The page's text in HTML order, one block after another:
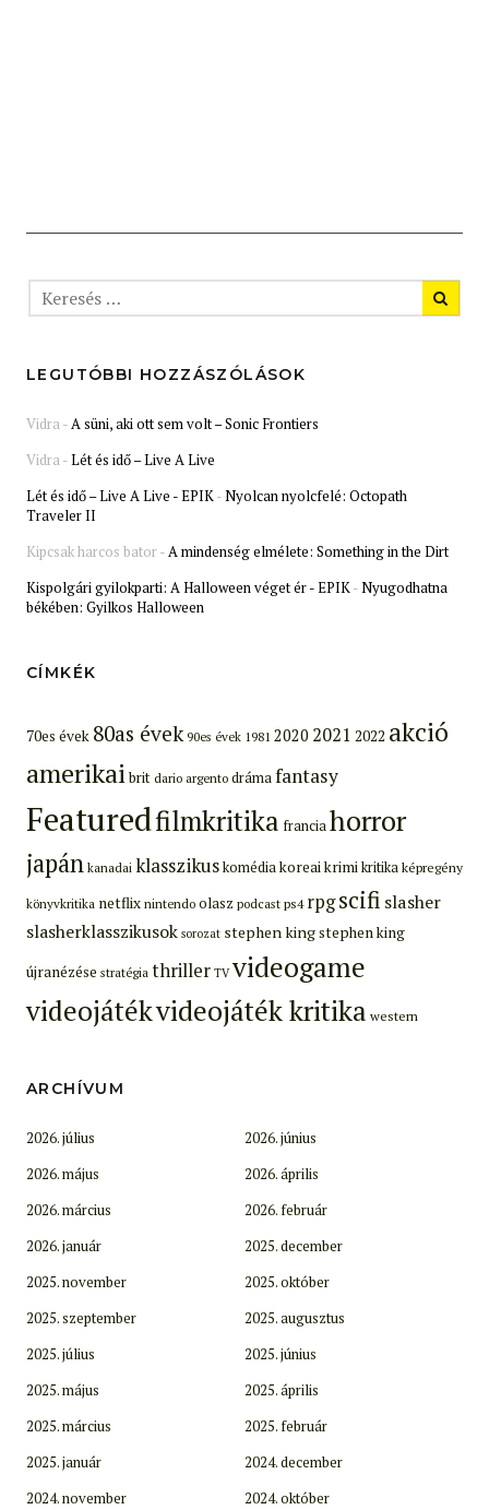
LEGUTÓBBI HOZZÁSZÓLÁSOK
Vidra-A süni, aki ott sem volt – Sonic Frontiers
Vidra-Lét és idő – Live A Live
Lét és idő – Live A Live - EPIK-Nyolcan nyolcfelé: Octopath
Traveler II
Kipcsak harcos bator-A mindenség elmélete: Something in the Dirt
Kispolgári gyilokparti: A Halloween véget ér - EPIK-Nyugodhatna
békében: Gyilkos Halloween
CÍMKÉK
70es évek 80as évek 90es évek 1981 2020 2021 2022 akció
amerikaibrit dario argento drámafantasy
Featuredfilmkritika franciahorror
japán kanadai klasszikuskomédiakoreaikrimikritikaképregény
könyvkritika netflix nintendo olasz podcast ps4 rpgscifi slasher
slasherklasszikusok sorozat stephen kingstephen king
újranézése stratégia thriller TV videogame
videojátékvideojáték kritika western
ARCHÍVUM
2026. július
2026. június
2026. május
2026. április
2026. március
2026. február
2026. január
2025. december
2025. november
2025. október
2025. szeptember
2025. augusztus
2025. július
2025. június
2025. május
2025. április
2025. március
2025. február
2025. január
2024. december
2024. november
2024. október